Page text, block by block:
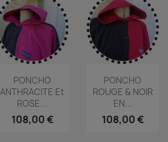
PONCHO
ANTHRACITE Et
ROSE...
108,00 €
PONCHO
ROUGE & NOIR
EN...
108,00 €